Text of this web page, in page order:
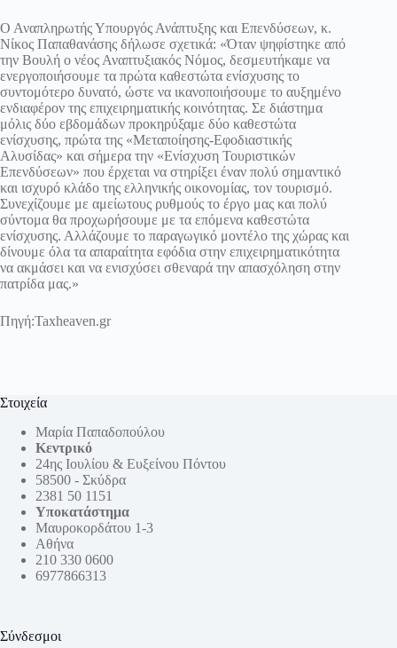
Ο Αναπληρωτής Υπουργός Ανάπτυξης και Επενδύσεων, κ.
Νίκος Παπαθανάσης δήλωσε σχετικά: «Όταν ψηφίστηκε από
την Βουλή ο νέος Αναπτυξιακός Νόμος, δεσμευτήκαμε να
ενεργοποιήσουμε τα πρώτα καθεστώτα ενίσχυσης το
συντομότερο δυνατό, ώστε να ικανοποιήσουμε το αυξημένο
ενδιαφέρον της επιχειρηματικής κοινότητας. Σε διάστημα
μόλις δύο εβδομάδων προκηρύξαμε δύο καθεστώτα
ενίσχυσης, πρώτα της «Μεταποίησης-Εφοδιαστικής
Αλυσίδας» και σήμερα την «Ενίσχυση Τουριστικών
Επενδύσεων» που έρχεται να στηρίξει έναν πολύ σημαντικό
και ισχυρό κλάδο της ελληνικής οικονομίας, τον τουρισμό.
Συνεχίζουμε με αμείωτους ρυθμούς το έργο μας και πολύ
σύντομα θα προχωρήσουμε με τα επόμενα καθεστώτα
ενίσχυσης. Αλλάζουμε το παραγωγικό μοντέλο της χώρας και
δίνουμε όλα τα απαραίτητα εφόδια στην επιχειρηματικότητα
να ακμάσει και να ενισχύσει σθεναρά την απασχόληση στην
πατρίδα μας.»
Πηγή:Taxheaven.gr
Στοιχεία
Μαρία Παπαδοπούλου
Κεντρικό
24ης Ιουλίου & Ευξείνου Πόντου
58500 - Σκύδρα
2381 50 1151
Υποκατάστημα
Μαυροκορδάτου 1-3
Αθήνα
210 330 0600
6977866313
Σύνδεσμοι